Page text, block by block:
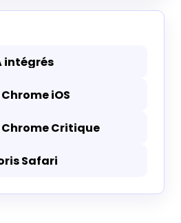
intégrés
iOS
Critique
Safari